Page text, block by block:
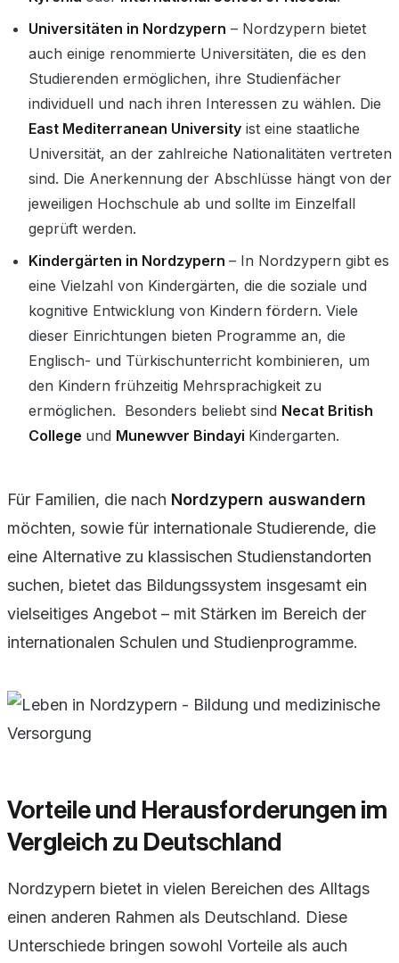
Universitäten in Nordzypern – Nordzypern bietet
auch einige renommierte Universitäten, die es den
Studierenden ermöglichen, ihre Studienfächer
individuell und nach ihren Interessen zu wählen. Die
East Mediterranean University ist eine staatliche
Universität, an der zahlreiche Nationalitäten vertreten
sind. Die Anerkennung der Abschlüsse hängt von der
jeweiligen Hochschule ab und sollte im Einzelfall
geprüft werden.
Kindergärten in Nordzypern – In Nordzypern gibt es
eine Vielzahl von Kindergärten, die die soziale und
kognitive Entwicklung von Kindern fördern. Viele
dieser Einrichtungen bieten Programme an, die
Englisch- und Türkischunterricht kombinieren, um
den Kindern frühzeitig Mehrsprachigkeit zu
ermöglichen. Besonders beliebt sind Necat British
College und Munewver Bindayi Kindergarten.
Für Familien, die nach Nordzypern auswandern
möchten, sowie für internationale Studierende, die
eine Alternative zu klassischen Studienstandorten
suchen, bietet das Bildungssystem insgesamt ein
vielseitiges Angebot – mit Stärken im Bereich der
internationalen Schulen und Studienprogramme.
Vorteile und Herausforderungen im
Vergleich zu Deutschland
Nordzypern bietet in vielen Bereichen des Alltags
einen anderen Rahmen als Deutschland. Diese
Unterschiede bringen sowohl Vorteile als auch